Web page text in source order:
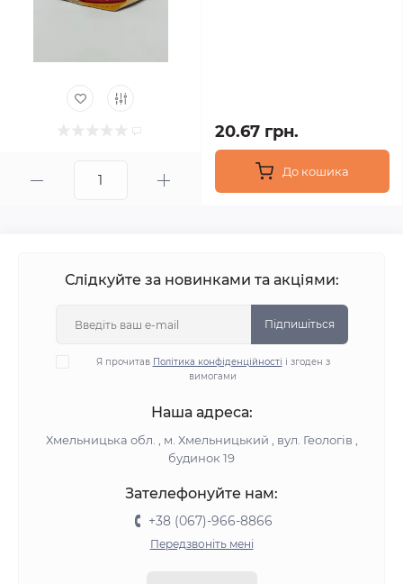
20.67 грн.
До кошика
Слідкуйте за новинками та акціями:
Підпишіться
Я прочитав Політика конфіденційності і згоден з
вимогами
Наша адреса:
Хмельницька обл. , м. Хмельницький , вул. Геологів ,
будинок 19
Зателефонуйте нам:
+38 (067)-966-8866
Передзвоніть мені